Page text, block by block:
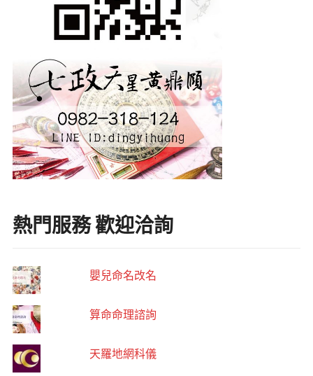
熱門服務 歡迎洽詢
嬰兒命名改名
算命命理諮詢
天羅地網科儀